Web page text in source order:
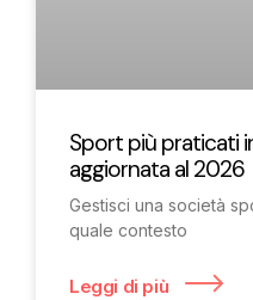
Sport più praticati
aggiornata al 2026
Gestisci una società
quale contesto
Leggi di più